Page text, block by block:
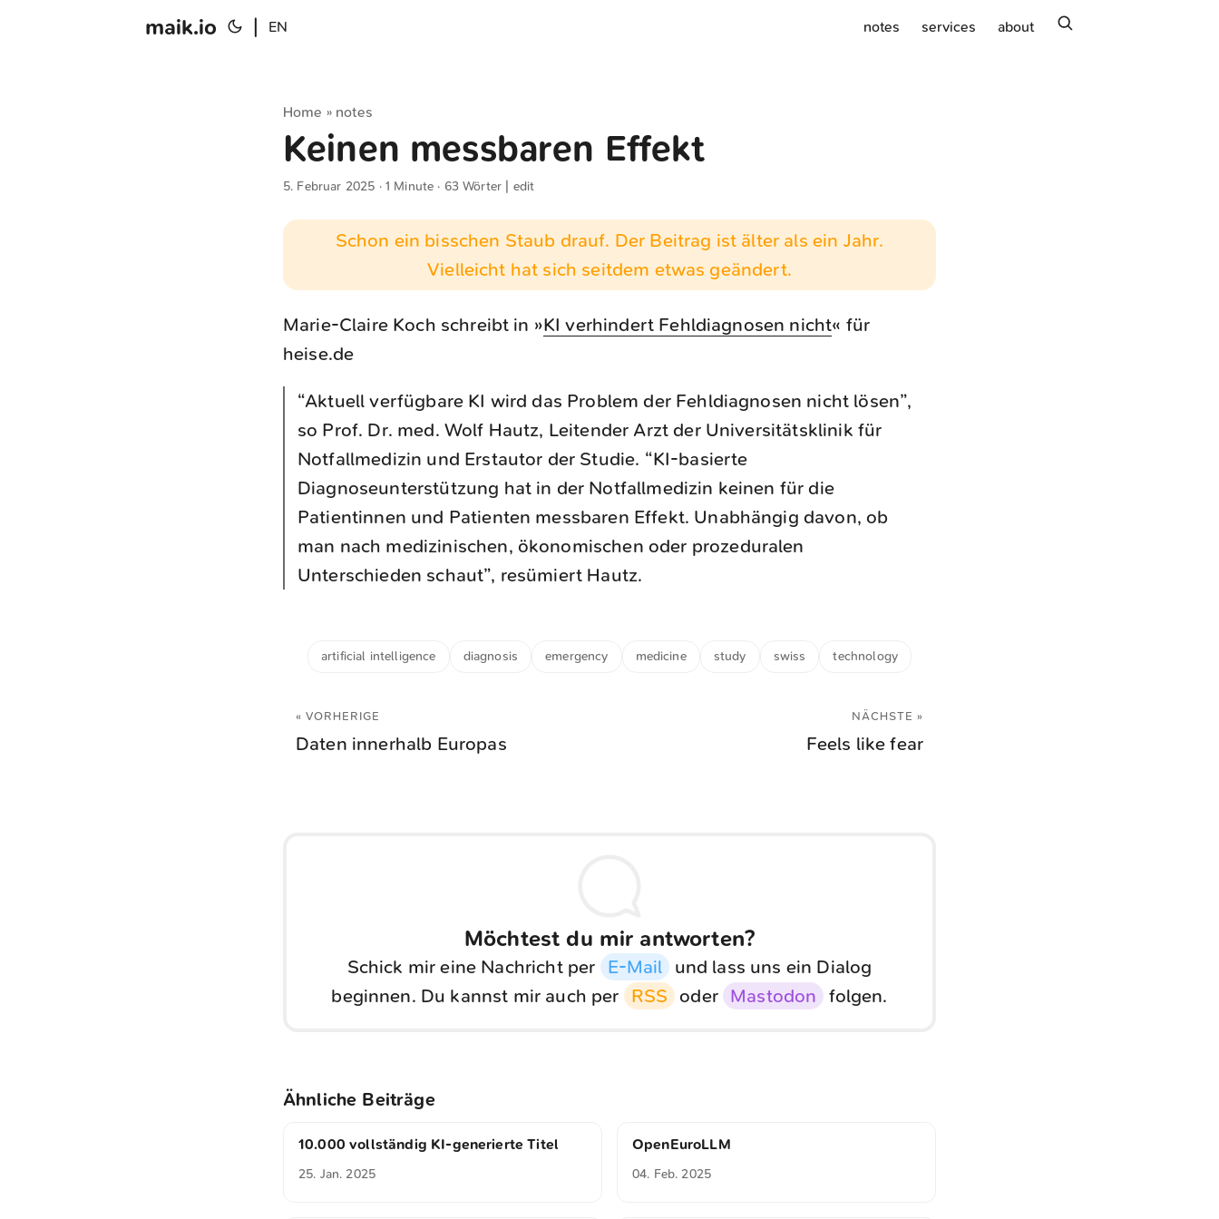
maik.io EN notes services about
Home » notes
Keinen messbaren Effekt
5. Februar 2025 · 1 Minute · 63 Wörter | edit
Schon ein bisschen Staub drauf. Der Beitrag ist älter als ein Jahr.
Vielleicht hat sich seitdem etwas geändert.
Marie-Claire Koch schreibt in »KI verhindert Fehldiagnosen nicht« für
heise.de
“Aktuell verfügbare KI wird das Problem der Fehldiagnosen nicht lösen”,
so Prof. Dr. med. Wolf Hautz, Leitender Arzt der Universitätsklinik für
Notfallmedizin und Erstautor der Studie. “KI-basierte
Diagnoseunterstützung hat in der Notfallmedizin keinen für die
Patientinnen und Patienten messbaren Effekt. Unabhängig davon, ob
man nach medizinischen, ökonomischen oder prozeduralen
Unterschieden schaut”, resümiert Hautz.
artificial intelligence diagnosis emergency medicine study swiss technology
« VORHERIGE
Daten innerhalb Europas
NÄCHSTE »
Feels like fear
Möchtest du mir antworten?
Schick mir eine Nachricht per E-Mail
und lass uns ein Dialog
beginnen. Du kannst mir auch per
RSS oder Mastodon folgen.
Ähnliche Beiträge
10.000 vollständig KI-generierte Titel
25. Jan. 2025
OpenEuroLLM
04. Feb. 2025